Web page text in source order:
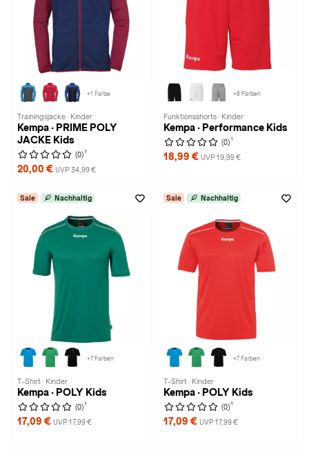
+1 Farbe
Trainingsjacke · Kinder
Kempa · PRIME POLY
JACKE Kids
(0) 1
20,00 € UVP 34,99 €
+8 Farben
Funktionsshorts · Kinder
Kempa · Performance Kids
(0) 1
18,99 € UVP 19,99 €
Sale Nachhaltig
+7 Farben
T-Shirt · Kinder
Kempa · POLY Kids
(0) 1
17,09 € UVP 17,99 €
Sale Nachhaltig
+7 Farben
T-Shirt · Kinder
Kempa · POLY Kids
(0) 1
17,09 € UVP 17,99 €